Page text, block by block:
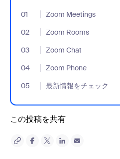
01 Zoom Meetings
- Jumplink to Zoom Meetings
02
Zoom Rooms
- Jumplink to Zoom Rooms
03
Zoom Chat
- Jumplink to Zoom Chat
04
Zoom Phone
- Jumplink to Zoom Phone
05
最新情報をチェック
- Jumplink to 最新情報をチェッ
この投稿を共有